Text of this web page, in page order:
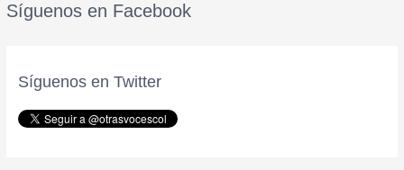
Síguenos en Facebook
Síguenos en Twitter